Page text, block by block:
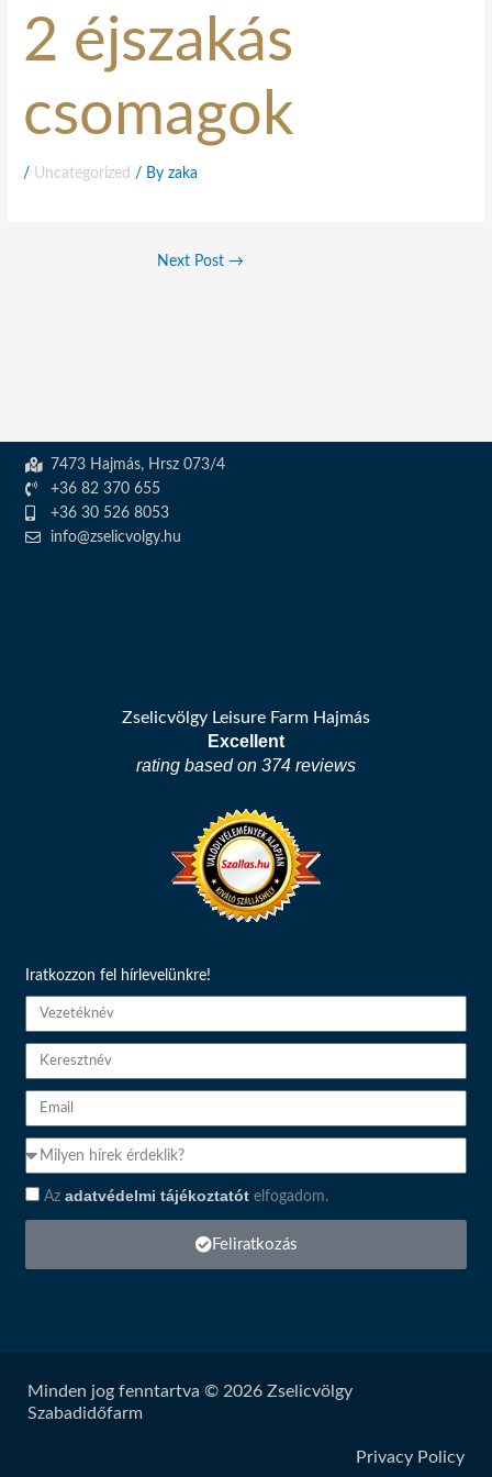
2 éjszakás
csomagok
/ Uncategorized / Byzaka
Next Post →
7473 Hajmás, Hrsz 073/4
+36 82 370 655
+36 30 526 8053
info@zselicvolgy.hu
Zselicvölgy Leisure Farm Hajmás
Excellent
rating based on 374 reviews
Iratkozzon fel hírlevelünkre!
Vezetéknév
Keresztnév
Email
Témakör
Adatvédelem
Azadatvédelmi tájékoztatót elfogadom.
Feliratkozás
Minden jog fenntartva © 2026 Zselicvölgy
Szabadidőfarm
Privacy Policy